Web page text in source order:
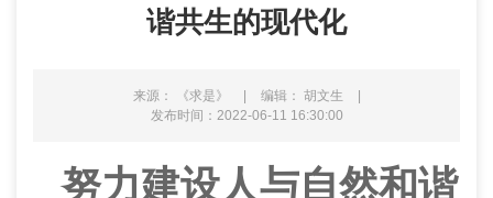
谐共生的现代化
来源： 《求是》 | 编辑： 胡文生
|
发布时间：2022-06-11 16:30:00
努力建设人与自然和谐